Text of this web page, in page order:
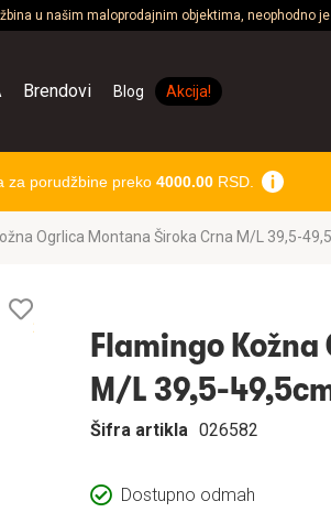
u našim maloprodajnim objektima, neophodno
Brendovi Blog Akcija!
za porudžbine preko 4000.00RSD.
Ogrlica Montana Široka Crna M/L 39,5-
želja
Flamingo
M/L 39,5-
Dostupno odmah
Šifra artikla 026582